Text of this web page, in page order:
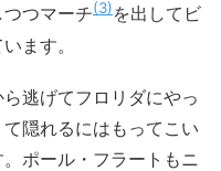
つマーチ 3 を出してビ
ます。
逃げてフロリダにやっ
隠れるにはもってこい
ポール・フラートもニ